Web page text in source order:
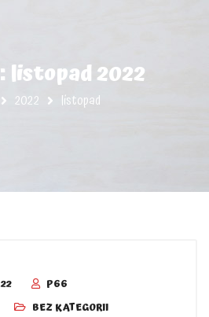
listopad 2022
2022 listopad
P66
BEZ KATEGORII